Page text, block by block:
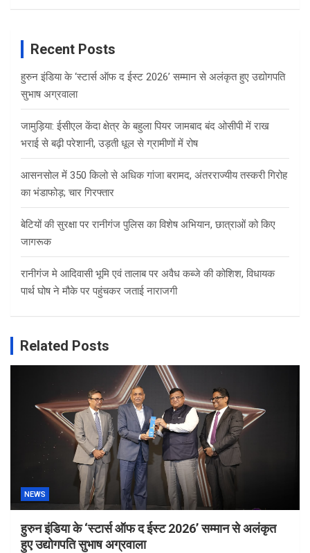
Recent Posts
हुरुन इंडिया के ‘स्टार्स ऑफ द ईस्ट 2026’ सम्मान से अलंकृत हुए उद्योगपति
सुभाष अग्रवाला
जामुड़िया: ईसीएल केंदा क्षेत्र के बहुला पियर जामबाद बंद ओसीपी में राख
भराई से बढ़ी परेशानी, उड़ती धूल से ग्रामीणों में रोष
आसनसोल में 350 किलो से अधिक गांजा बरामद, अंतरराज्यीय तस्करी गिरोह
का भंडाफोड़; चार गिरफ्तार
बेटियों की सुरक्षा पर रानीगंज पुलिस का विशेष अभियान, छात्राओं को किए
जागरूक
रानीगंज मे आदिवासी भूमि एवं तालाब पर अवैध कब्जे की कोशिश, विधायक
पार्थ घोष ने मौके पर पहुंचकर जताई नाराजगी
Related Posts
NEWS
हुरुन इंडिया के ‘स्टार्स ऑफ द ईस्ट 2026’ सम्मान से अलंकृत
हुए उद्योगपति सुभाष अग्रवाला